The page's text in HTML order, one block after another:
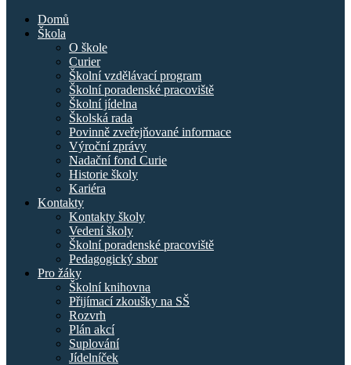
Domů
Škola
O škole
Curier
Školní vzdělávací program
Školní poradenské pracoviště
Školní jídelna
Školská rada
Povinně zveřejňované informace
Výroční zprávy
Nadační fond Curie
Historie školy
Kariéra
Kontakty
Kontakty školy
Vedení školy
Školní poradenské pracoviště
Pedagogický sbor
Pro žáky
Školní knihovna
Přijímací zkoušky na SŠ
Rozvrh
Plán akcí
Suplování
Jídelníček